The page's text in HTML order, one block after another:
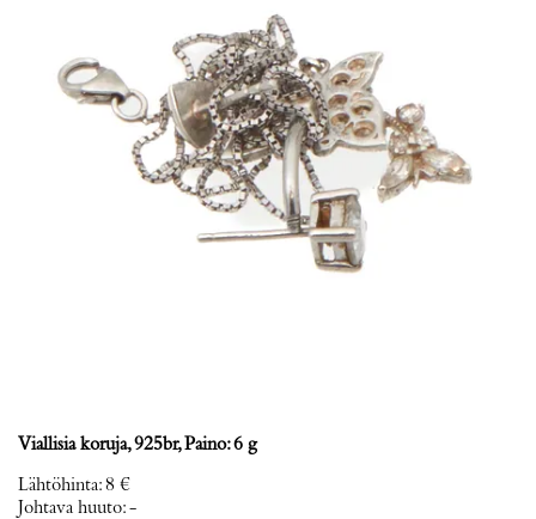
Viallisia koruja, 925br, Paino: 6 g
Lähtöhinta:8 €
Johtava huuto:-